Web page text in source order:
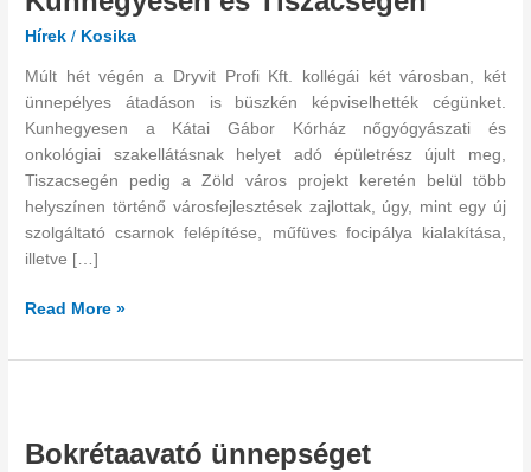
Hírek / Kosika
Múlt hét végén a Dryvit Profi Kft. kollégái két városban, két
ünnepélyes átadáson is büszkén képviselhették cégünket.
Kunhegyesen a Kátai Gábor Kórház nőgyógyászati és
onkológiai szakellátásnak helyet adó épületrész újult meg,
Tiszacsegén pedig a Zöld város projekt keretén belül több
helyszínen történő városfejlesztések zajlottak, úgy, mint egy új
szolgáltató csarnok felépítése, műfüves focipálya kialakítása,
illetve […]
alatt:
Kunhegyesen
Tiszacsegén
Read More »
Bokrétaavató ünnepséget
tartottunk